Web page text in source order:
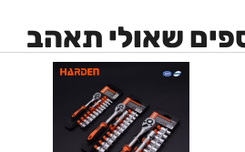
שאולי תאהב